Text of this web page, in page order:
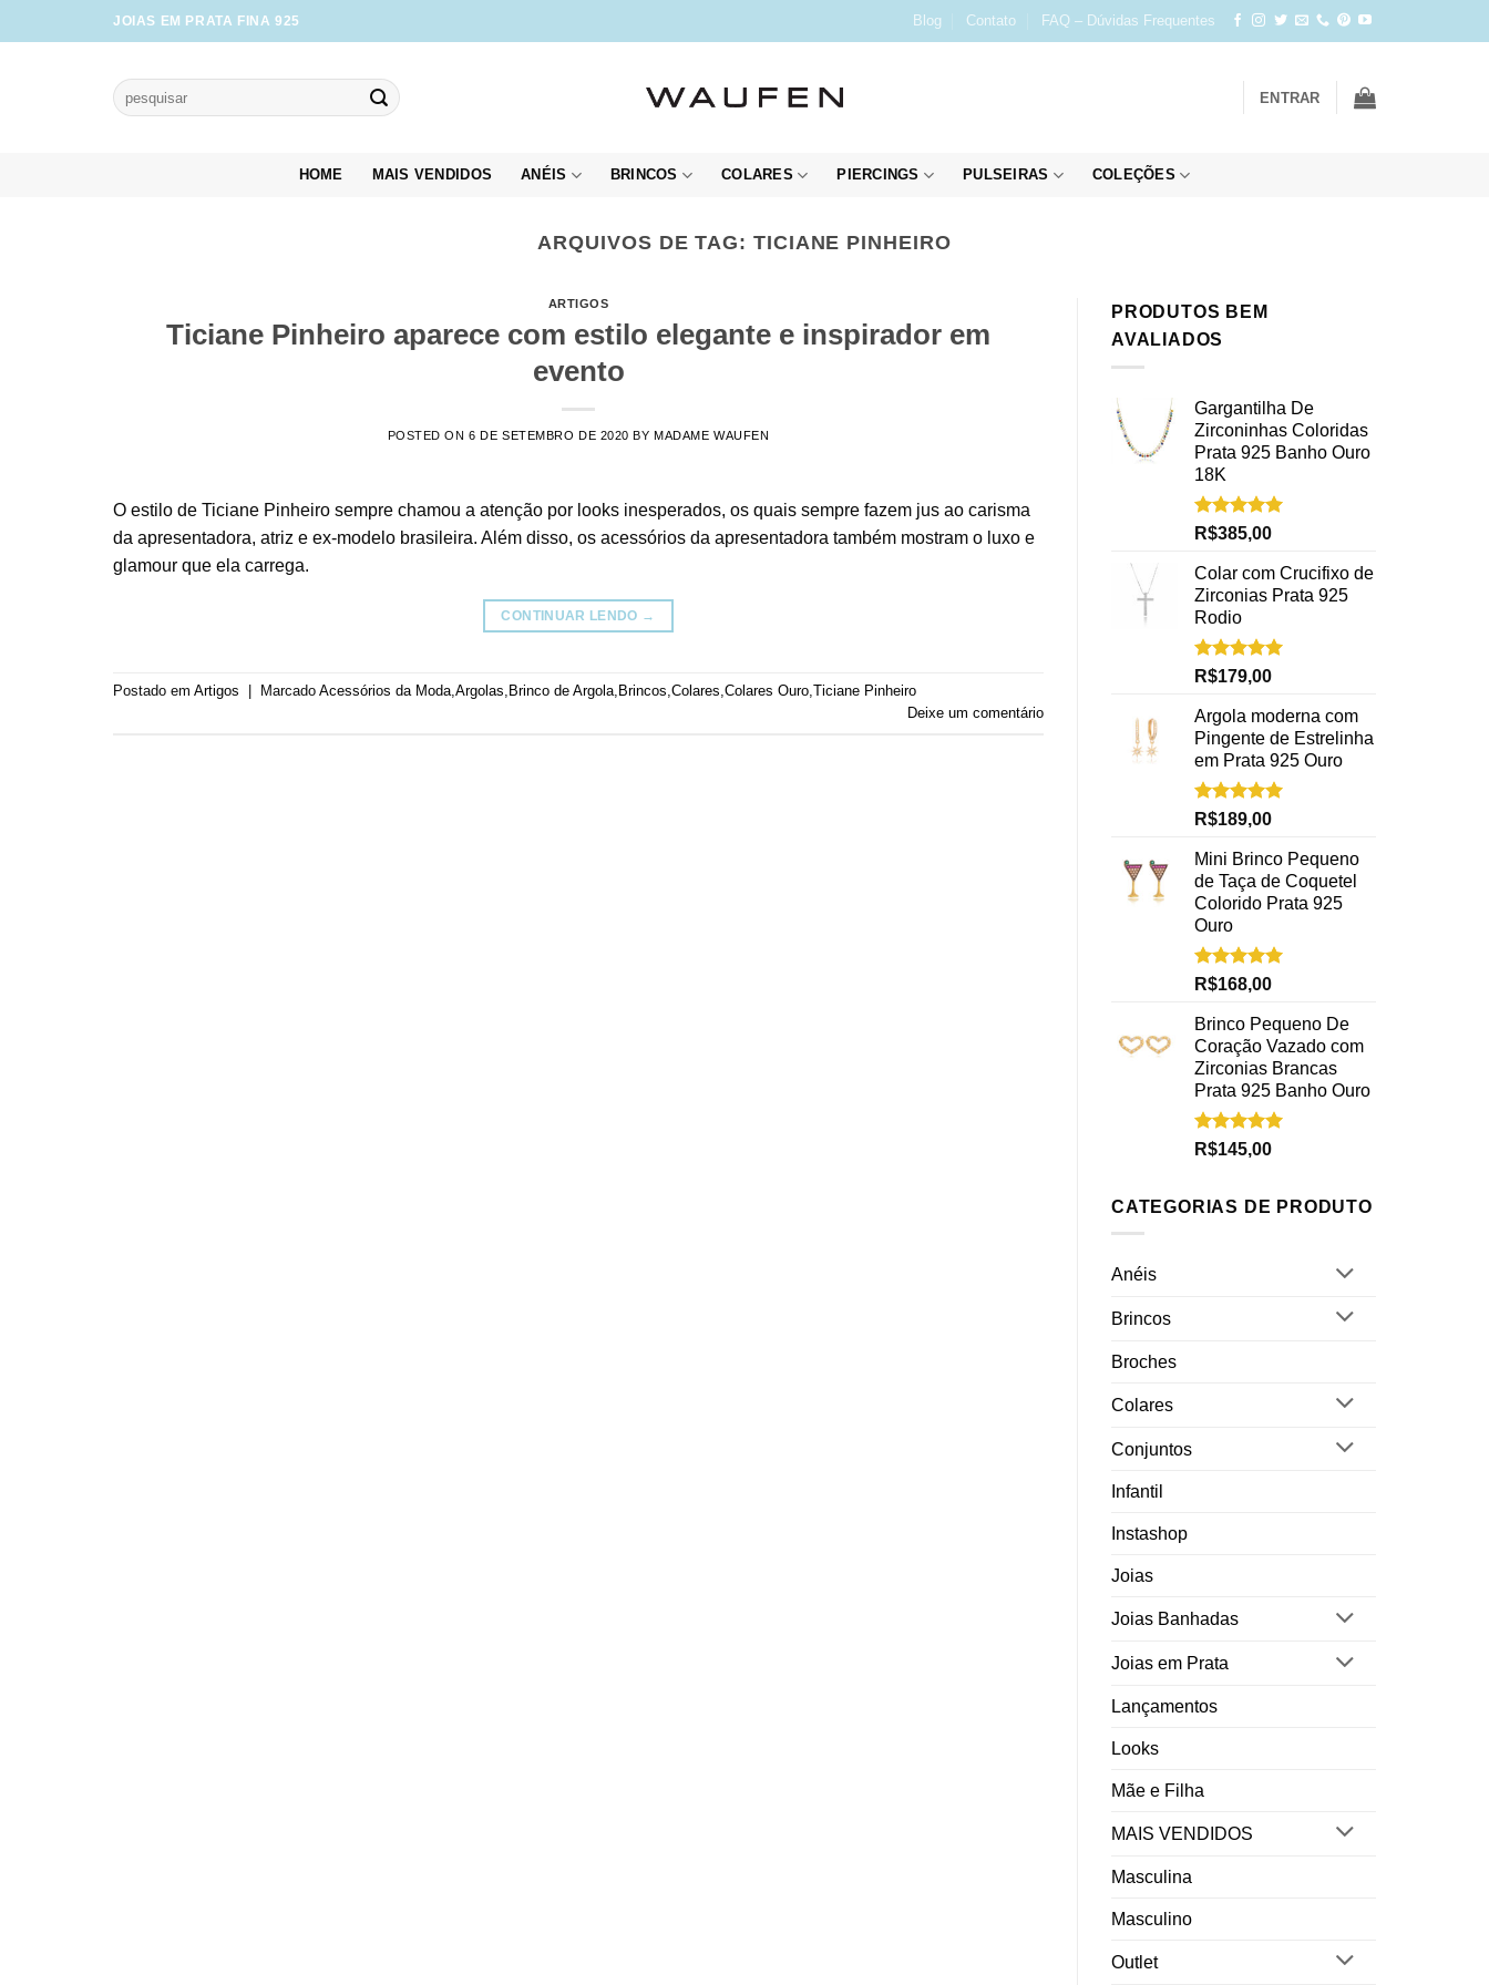
to
JOIAS EM PRATA FINA 925 Blog Contato FAQ – Dúvidas Frequentes
Pesquisar
por:
ENTRAR
HOME MAIS VENDIDOS ANÉIS BRINCOS COLARES PIERCINGS PULSEIRAS COLEÇÕES
ARQUIVOS DE TAG: TICIANE PINHEIRO
ARTIGOS
Ticiane Pinheiro aparece com estilo elegante e inspirador em
evento
POSTED ON6 DE SETEMBRO DE 2020 BYMADAME WAUFEN
O estilo de Ticiane Pinheiro sempre chamou a atenção por looks inesperados, os quais sempre fazem jus ao carisma
da apresentadora, atriz e ex-modelo brasileira. Além disso, os acessórios da apresentadora também mostram o luxo e
glamour que ela carrega.
CONTINUAR LENDO →
Postado em Artigos Marcado Acessórios da Moda,Argolas, Brinco de Argola, Brincos,Colares,Colares Ouro,Ticiane Pinheiro
Deixe um comentário
PRODUTOS BEM
AVALIADOS
Gargantilha De
Zirconinhas Coloridas
Prata 925 Banho Ouro
18K
Avaliação
R$385,00
Colar com Crucifixo de
Zirconias Prata 925
Rodio
Avaliação
R$179,00
Argola moderna com
Pingente de Estrelinha
em Prata 925 Ouro
Avaliação
R$189,00
Mini Brinco Pequeno
de Taça de Coquetel
Colorido Prata 925
Ouro
Avaliação
R$168,00
Brinco Pequeno De
Coração Vazado com
Zirconias Brancas
Prata 925 Banho Ouro
Avaliação
R$145,00
CATEGORIAS DE PRODUTO
Anéis
Brincos
Broches
Colares
Conjuntos
Infantil
Instashop
Joias
Joias Banhadas
Joias em Prata
Lançamentos
Looks
Mãe e Filha
MAIS VENDIDOS
Masculina
Masculino
Outlet